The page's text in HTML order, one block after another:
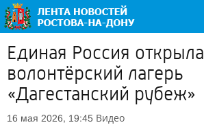
Единая Россия открыла
волонтёрский лагерь
«Дагестанский рубеж»
16 мая 2026, 19:45 Видео